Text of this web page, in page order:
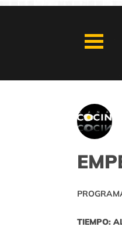
TIEMPO: